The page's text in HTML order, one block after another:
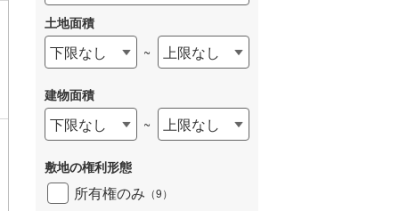
土地面積
下限なし ~ 上限なし
建物面積
下限なし ~ 上限なし
敷地の権利形態
所有権のみ （9）